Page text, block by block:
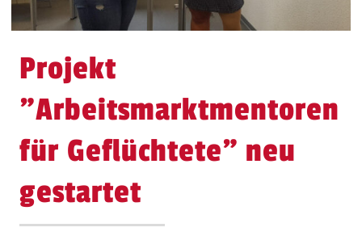
Projekt
"Arbeitsmarktmentoren
für Geflüchtete" neu
gestartet